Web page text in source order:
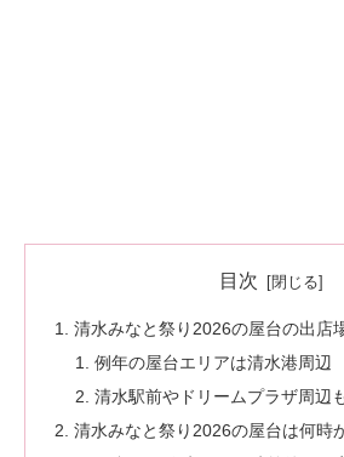
目次
清水みなと祭り2026の屋台の出店
例年の屋台エリアは清水港周辺
清水駅前やドリームプラザ周辺
清水みなと祭り2026の屋台は何時